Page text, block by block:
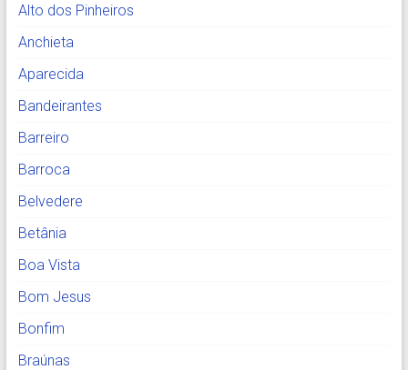
Alto dos Pinheiros
Anchieta
Aparecida
Bandeirantes
Barreiro
Barroca
Belvedere
Betânia
Boa Vista
Bom Jesus
Bonfim
Braúnas